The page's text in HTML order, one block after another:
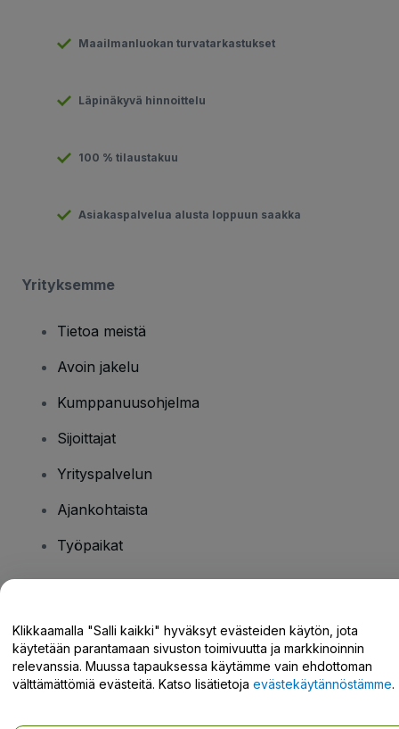
Maailmanluokan turvatarkastukset
Läpinäkyvä hinnoittelu
100 % tilaustakuu
Asiakaspalvelua alusta loppuun saakka
Yrityksemme
Tietoa meistä
Avoin jakelu
Kumppanuusohjelma
Sijoittajat
Yrityspalvelun
Ajankohtaista
Työpaikat
Tukikeskus / Ota meihin yhteyttä
Klikkaamalla "Salli kaikki" hyväksyt evästeiden käytön, jota
käytetään parantamaan sivuston toimivuutta ja markkinoinnin
relevanssia. Muussa tapauksessa käytämme vain ehdottoman
välttämättömiä evästeitä. Katso lisätietoja evästekäytännöstämme.